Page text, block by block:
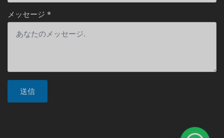
メッセージ *
送信